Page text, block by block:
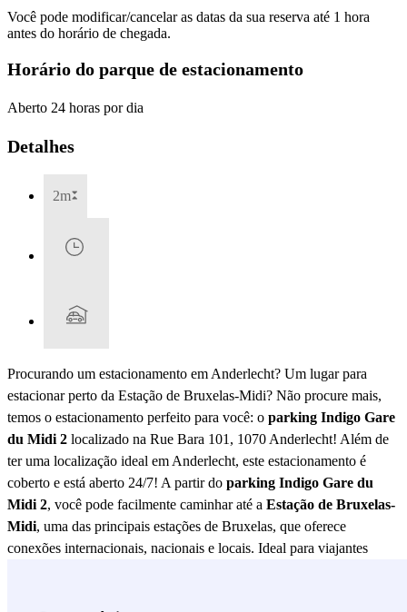
Você pode modificar/cancelar as datas da sua reserva até 1 hora
antes do horário de chegada.
Horário do parque de estacionamento
Aberto 24 horas por dia
Detalhes
2m
Procurando um estacionamento em Anderlecht? Um lugar para
estacionar perto da Estação de Bruxelas-Midi? Não procure mais,
temos o estacionamento perfeito para você: o parking Indigo Gare
du Midi 2 localizado na Rue Bara 101, 1070 Anderlecht! Além de
ter uma localização ideal em Anderlecht, este estacionamento é
coberto e está aberto 24/7! A partir do parking Indigo Gare du
Midi 2, você pode facilmente caminhar até a Estação de Bruxelas-
Midi, uma das principais estações de Bruxelas, que oferece
conexões internacionais, nacionais e locais. Ideal para viajantes